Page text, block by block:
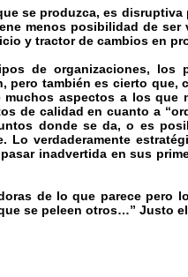
se produzca, es
menos posibilidad de ser
y tractor de cambios en
de organizaciones,
también es cierto que,
aspectos a los
de calidad en cuanto a
donde se da, o es
Lo verdaderamente
inadvertida en sus
de lo que parece pero
se peleen otros…” Justo